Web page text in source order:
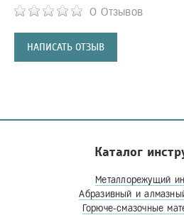
0 Отзывов
НАПИСАТЬ ОТЗЫВ
Каталог
Металлорежущий
Абразивный и
Горюче-смазочные